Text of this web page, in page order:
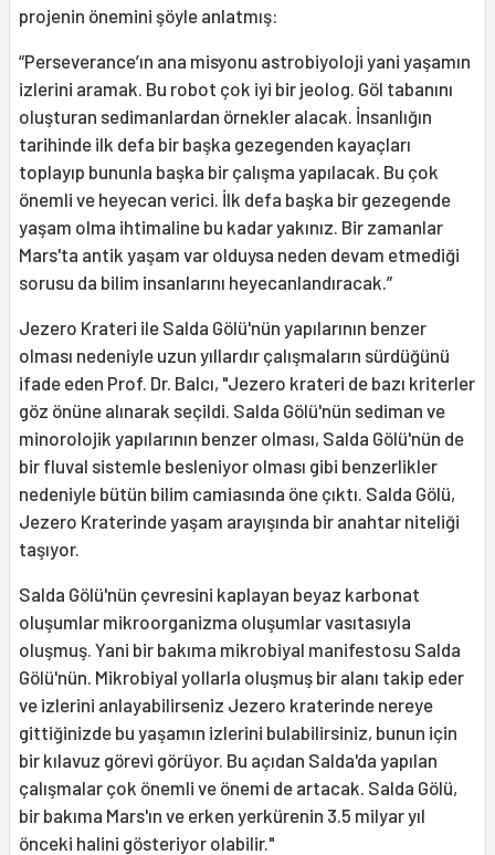
projenin önemini şöyle anlatmış:
“Perseverance’ın ana misyonu astrobiyoloji yani yaşamın
izlerini aramak. Bu robot çok iyi bir jeolog. Göl tabanını
oluşturan sedimanlardan örnekler alacak. İnsanlığın
tarihinde ilk defa bir başka gezegenden kayaçları
toplayıp bununla başka bir çalışma yapılacak. Bu çok
önemli ve heyecan verici. İlk defa başka bir gezegende
yaşam olma ihtimaline bu kadar yakınız. Bir zamanlar
Mars'ta antik yaşam var olduysa neden devam etmediği
sorusu da bilim insanlarını heyecanlandıracak.”
Jezero Krateri ile Salda Gölü'nün yapılarının benzer
olması nedeniyle uzun yıllardır çalışmaların sürdüğünü
ifade eden Prof. Dr. Balcı, "Jezero krateri de bazı kriterler
göz önüne alınarak seçildi. Salda Gölü'nün sediman ve
minorolojik yapılarının benzer olması, Salda Gölü'nün de
bir fluval sistemle besleniyor olması gibi benzerlikler
nedeniyle bütün bilim camiasında öne çıktı. Salda Gölü,
Jezero Kraterinde yaşam arayışında bir anahtar niteliği
taşıyor.
Salda Gölü'nün çevresini kaplayan beyaz karbonat
oluşumlar mikroorganizma oluşumlar vasıtasıyla
oluşmuş. Yani bir bakıma mikrobiyal manifestosu Salda
Gölü'nün. Mikrobiyal yollarla oluşmuş bir alanı takip eder
ve izlerini anlayabilirseniz Jezero kraterinde nereye
gittiğinizde bu yaşamın izlerini bulabilirsiniz, bunun için
bir kılavuz görevi görüyor. Bu açıdan Salda'da yapılan
çalışmalar çok önemli ve önemi de artacak. Salda Gölü,
bir bakıma Mars'ın ve erken yerkürenin 3.5 milyar yıl
önceki halini gösteriyor olabilir."